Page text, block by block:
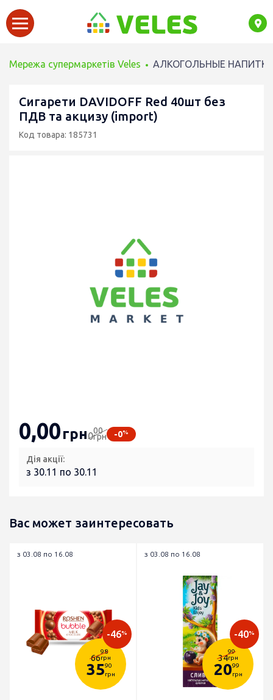
Мережа супермаркетів Veles АЛКОГОЛЬНЫЕ
Сигарети DAVIDOFF Red 40шт без
ПДВ та акцизу (import)
Код товара: 185731
0,00грн000
грн -0%
Дія акції:
з 30.11 по 30.11
Вас может заинтересовать
з 03.08 по 16.08
66
98
грн
3590
грн
-46%
з 03.08 по 16.08
34
99
грн
2099
грн
-40%